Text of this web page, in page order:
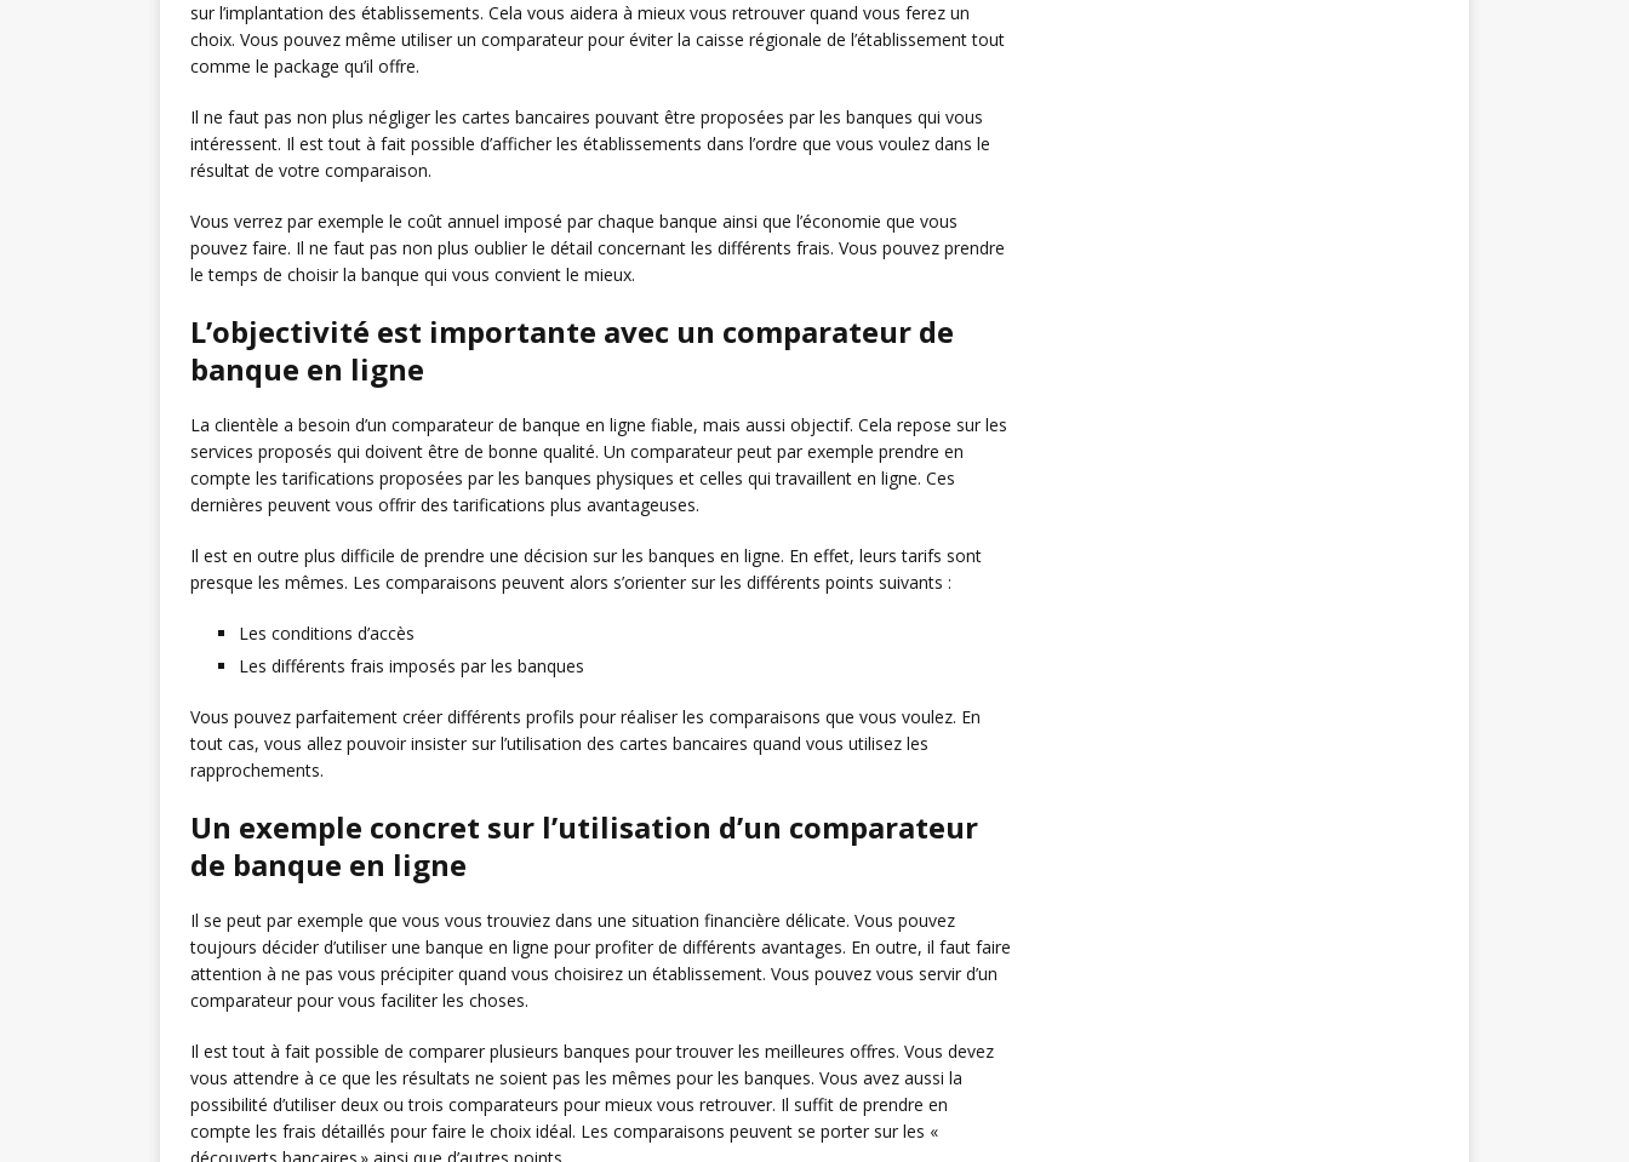
sur l’implantation des établissements. Cela vous aidera à mieux vous retrouver quand vous ferez un
choix. Vous pouvez même utiliser un comparateur pour éviter la caisse régionale de l’établissement tout
comme le package qu’il offre.
Il ne faut pas non plus négliger les cartes bancaires pouvant être proposées par les banques qui vous
intéressent. Il est tout à fait possible d’afficher les établissements dans l’ordre que vous voulez dans le
résultat de votre comparaison.
Vous verrez par exemple le coût annuel imposé par chaque banque ainsi que l’économie que vous
pouvez faire. Il ne faut pas non plus oublier le détail concernant les différents frais. Vous pouvez prendre
le temps de choisir la banque qui vous convient le mieux.
L’objectivité est importante avec un comparateur de
banque en ligne
La clientèle a besoin d’un comparateur de banque en ligne fiable, mais aussi objectif. Cela repose sur les
services proposés qui doivent être de bonne qualité. Un comparateur peut par exemple prendre en
compte les tarifications proposées par les banques physiques et celles qui travaillent en ligne. Ces
dernières peuvent vous offrir des tarifications plus avantageuses.
Il est en outre plus difficile de prendre une décision sur les banques en ligne. En effet, leurs tarifs sont
presque les mêmes. Les comparaisons peuvent alors s’orienter sur les différents points suivants :
Les conditions d’accès
Les différents frais imposés par les banques
Vous pouvez parfaitement créer différents profils pour réaliser les comparaisons que vous voulez. En
tout cas, vous allez pouvoir insister sur l’utilisation des cartes bancaires quand vous utilisez les
rapprochements.
Un exemple concret sur l’utilisation d’un comparateur
de banque en ligne
Il se peut par exemple que vous vous trouviez dans une situation financière délicate. Vous pouvez
toujours décider d’utiliser une banque en ligne pour profiter de différents avantages. En outre, il faut faire
attention à ne pas vous précipiter quand vous choisirez un établissement. Vous pouvez vous servir d’un
comparateur pour vous faciliter les choses.
Il est tout à fait possible de comparer plusieurs banques pour trouver les meilleures offres. Vous devez
vous attendre à ce que les résultats ne soient pas les mêmes pour les banques. Vous avez aussi la
possibilité d’utiliser deux ou trois comparateurs pour mieux vous retrouver. Il suffit de prendre en
compte les frais détaillés pour faire le choix idéal. Les comparaisons peuvent se porter sur les «